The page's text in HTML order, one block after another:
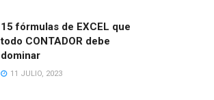
15 fórmulas de EXCEL que
todo CONTADOR debe
dominar
11 JULIO, 2023